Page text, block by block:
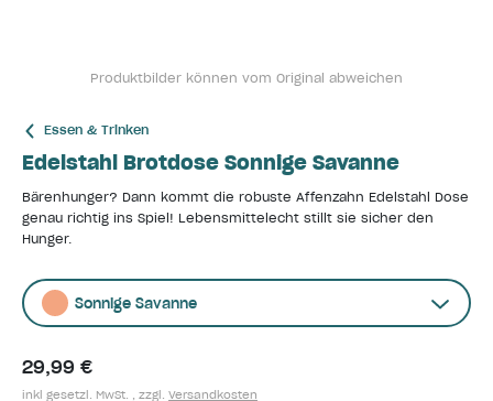
Produktbilder können vom Original abweichen
Essen & Trinken
Edelstahl Brotdose Sonnige Savanne
Bärenhunger? Dann kommt die robuste Affenzahn Edelstahl Dose
genau richtig ins Spiel! Lebensmittelecht stillt sie sicher den
Hunger.
Sonnige Savanne
29,99 €
inkl gesetzl. MwSt. , zzgl. Versandkosten